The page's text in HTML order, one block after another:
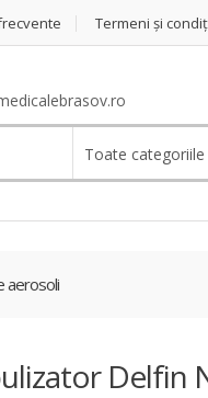
Termeni şi
Toate categoriile
aerosoli
Delfin